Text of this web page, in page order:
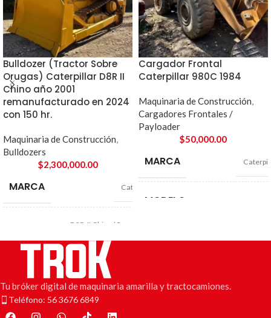
Bulldozer (Tractor Sobre
Orugas) Caterpillar D8R II
Chino año 2001
remanufacturado en 2024
con 150 hr.
Maquinaria de Construcción,
Bulldozers
$2,300,000.00
MARCA Caterpillar
D8R-II Chino (Como un D7
MOTOR
Cargador Frontal
Caterpillar 980C 1984
Maquinaria de Construcción,
Cargadores Frontales /
Payloader
$50,000.00
MARCA
MODELO
AÑO
Tu bróker digital de maquinaria amarilla y tractocamiones.
Teléfono: 56 3676 6849